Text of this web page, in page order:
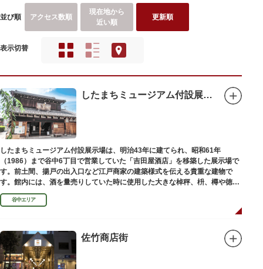
並び順 アクセス数順
現在地から
近い順
更新順
表示切替
したまちミュージアム付設展示場（旧吉田屋酒店）
したまちミュージアム付設展示場は、明治43年に建てられ、昭和61年
（1986）まで谷中6丁目で営業していた「吉田屋酒店」を移築した展示場で
す。前土間、揚戸の出入口など江戸商家の建築様式を伝える貴重な建物で
す。館内には、酒を量売りしていた時に使用した大きな棹秤、枡、樽や徳
利、宣伝用ポスターなどの資料を展示しています。
谷中エリア
佐竹商店街